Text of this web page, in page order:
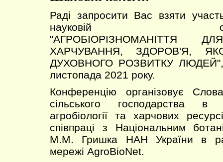
Раді запросити Вас взяти
науковій онлайн-
"АГРОБІОРІЗНОМАНІТТЯ
ХАРЧУВАННЯ, ЗДОРОВ'Я,
ДУХОВНОГО РОЗВИТКУ ЛЮДЕЙ",
листопада 2021 року.
Конференцію організовує
сільського господарства в
агробіології та харчових
співпраці з Національним
М.М. Гришка НАН України в
мережі AgroBioNet.